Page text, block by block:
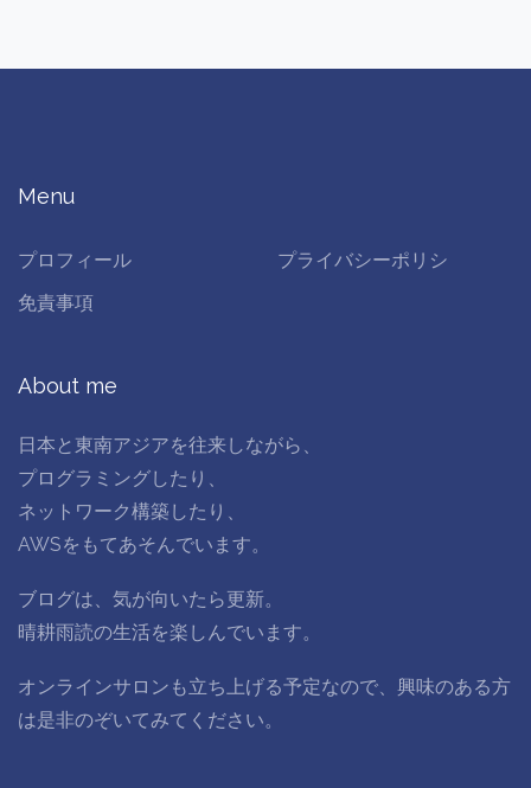
Menu
プロフィール
プライバシーポリシ
免責事項
About me
日本と東南アジアを往来しながら、
プログラミングしたり、
ネットワーク構築したり、
AWSをもてあそんでいます。
ブログは、気が向いたら更新。
晴耕雨読の生活を楽しんでいます。
オンラインサロンも立ち上げる予定なので、興味のある方
は是非のぞいてみてください。